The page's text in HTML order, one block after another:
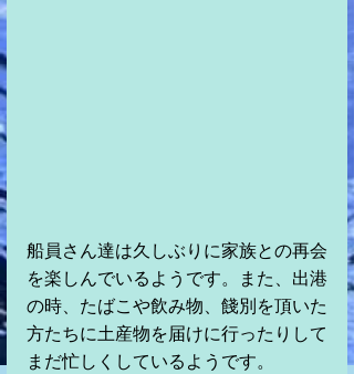
船員さん達は久しぶりに家族との再会
を楽しんでいるようです。また、出港
の時、たばこや飲み物、餞別を頂いた
方たちに土産物を届けに行ったりして
まだ忙しくしているようです。